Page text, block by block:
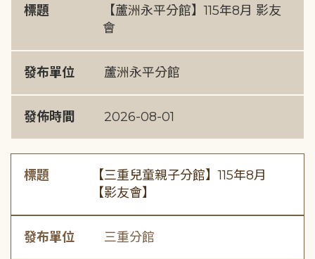
標題
【蘆洲永平分館】115年8月 影友
會
發布單位 蘆洲永平分館
發佈時間 2026-08-01
標題
【三重兒童親子分館】115年8月
【影友會】
發布單位 三重分館